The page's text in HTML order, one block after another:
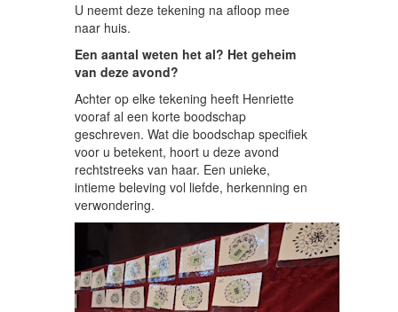
U neemt deze tekening na afloop mee
naar huis.
Een aantal weten het al? Het geheim
van deze avond?
Achter op elke tekening heeft Henriette
vooraf al een korte boodschap
geschreven. Wat die boodschap specifiek
voor u betekent, hoort u deze avond
rechtstreeks van haar. Een unieke,
intieme beleving vol liefde, herkenning en
verwondering.